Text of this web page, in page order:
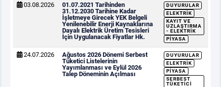
03.08.2026
01.07.2021 Tarihinden
31.12.2030 Tarihine Kadar
İşletmeye Girecek YEK Belgeli
Yenilenebilir Enerji Kaynaklarına
Dayalı Elektrik Üretim Tesisleri
İçin Uygulanacak Fiyatlar Hk.
DUYURULAR
ELEKTRIK
KAYIT VE
UZLAŞTIRMA
- ELEKTRIK
PIYASA
24.07.2026
Ağustos 2026 Dönemi Serbest
Tüketici Listelerinin
Yayımlanması ve Eylül 2026
Talep Döneminin Açılması
DUYURULAR
ELEKTRIK
PIYASA
SERBEST
TÜKETICI